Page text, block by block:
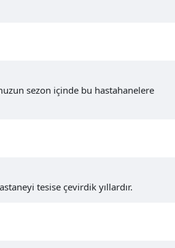
sezon içinde bu hastahanelere
tesise çevirdik yıllardır.